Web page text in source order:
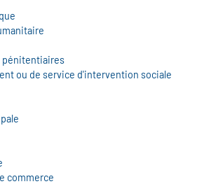
pénitentiaires
ou de service d'intervention sociale
commerce